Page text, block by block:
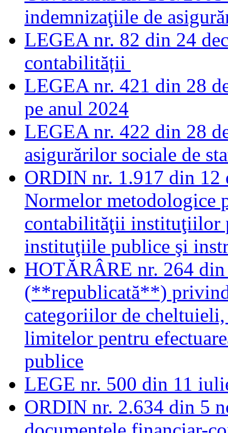
indemnizaţiile de
LEGEA nr. 82 din 24
contabilității
LEGEA nr. 421 din 28
pe anul 2024
LEGEA nr. 422 din 28
asigurărilor sociale de
ORDIN nr. 1.917 din 12
Normelor metodologice
contabilităţii instituţiilor
instituţiile publice şi
HOTĂRÂRE nr. 264
(**republicată**)
categoriilor de
limitelor pentru
publice
LEGE nr. 500 din 11
ORDIN nr. 2.634 din 5